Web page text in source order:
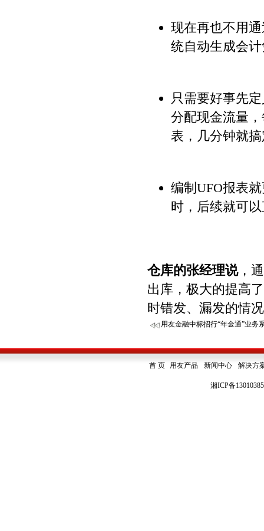
现在再也不用
统自动生成会
只需要好事先
分配现金流量
表，几分钟就
编制UFO报表
时，后续就可
仓库的张经理说，
出库，极大的提高
时错发、漏发的情
用友金融中标招行“年金通”业务
首 页 用友产品 新闻中心 解决方
湘ICP备